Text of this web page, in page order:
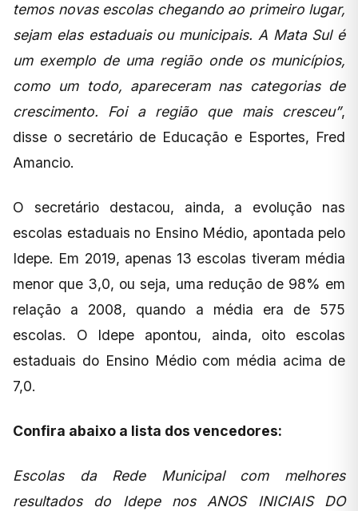
temos novas escolas chegando ao primeiro lugar,
sejam elas estaduais ou municipais. A Mata Sul é
um exemplo de uma região onde os municípios,
como um todo, apareceram nas categorias de
crescimento. Foi a região que mais cresceu”,
disse o secretário de Educação e Esportes, Fred
Amancio.
O secretário destacou, ainda, a evolução nas
escolas estaduais no Ensino Médio, apontada pelo
Idepe. Em 2019, apenas 13 escolas tiveram média
menor que 3,0, ou seja, uma redução de 98% em
relação a 2008, quando a média era de 575
escolas. O Idepe apontou, ainda, oito escolas
estaduais do Ensino Médio com média acima de
7,0.
Confira abaixo a lista dos vencedores:
Escolas da Rede Municipal com melhores
resultados do Idepe nos ANOS INICIAIS DO